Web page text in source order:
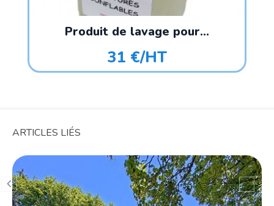
Produit de lavage pour...
31 €/HT
ARTICLES LIÉS